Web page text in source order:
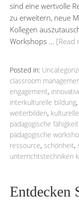
sind eine wertvolle
zu erweitern, neue
Kollegen
Workshops … [Read
Posted in:
classroom
engagement,
interkulturelle bildung,
weiterbilden,
pädagogische
pädagogische
ressource, schönheit,
unterrichtstechniken
Entdecken